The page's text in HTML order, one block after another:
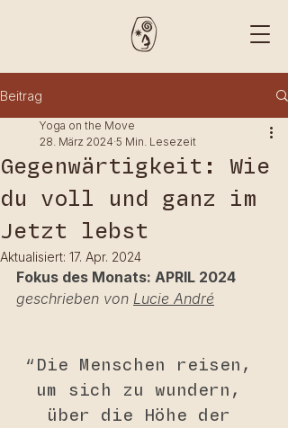
Beitrag
Gegenwärtigkeit: Wie
du voll und ganz im
Jetzt lebst
Yoga on the Move
28. März 2024 5 Min. Lesezeit
Aktualisiert: 17. Apr. 2024
Fokus des Monats: APRIL 2024
geschrieben von Lucie André
“Die Menschen reisen,
um sich zu wundern,
über die Höhe der